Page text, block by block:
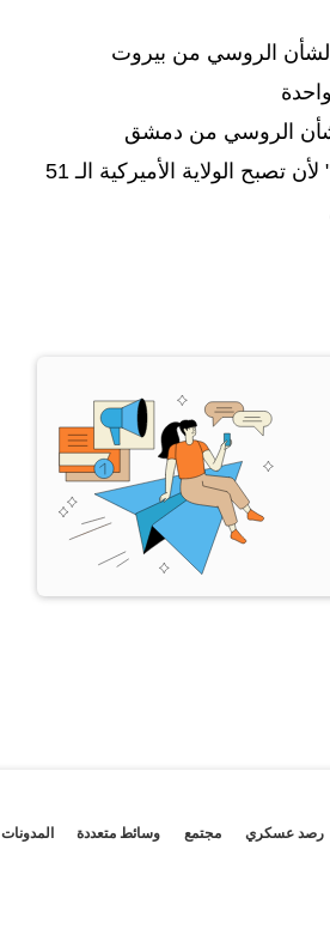
تصبح الولاية الأميركية الـ 51
رصد عسكري مجتمع وسائط متعددة المدونات